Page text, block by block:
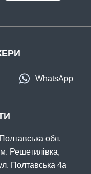
FK-1026 №8
Полтавська обл.
м. Решетилівка,
Полтавська 4а
WhatsApp